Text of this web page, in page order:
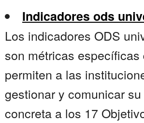
Indicadores ods
Los indicadores ODS
son métricas específicas
permiten a las
gestionar y comunicar
concreta a los 17